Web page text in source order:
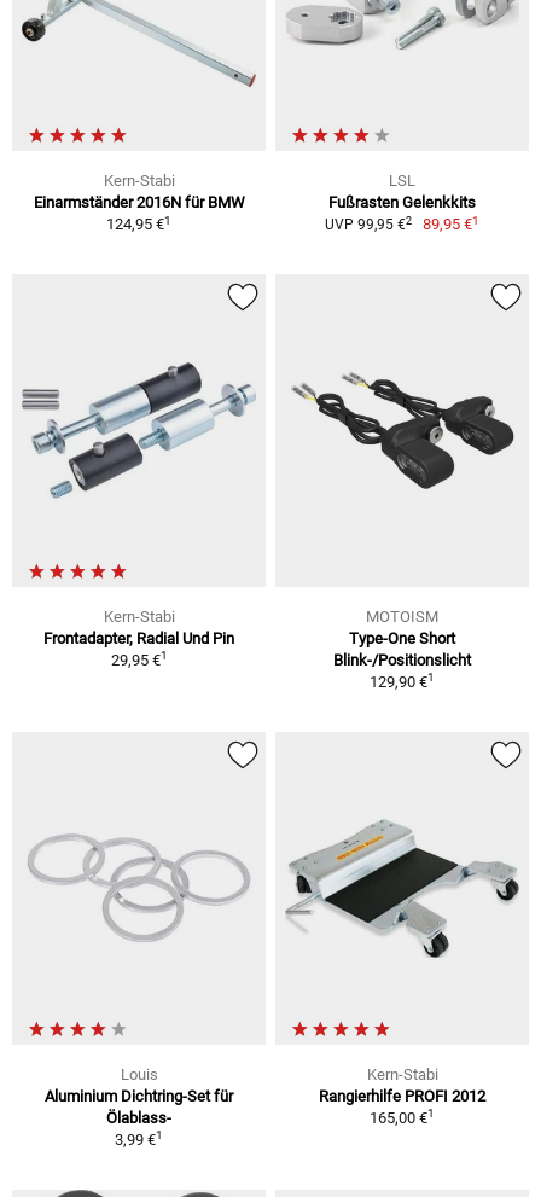
Kern-Stabi
Einarmständer 2016N für BMW
124,95 €1
LSL
Fußrasten Gelenkkits
UVP 99,95 €2 89,95 €1
Kern-Stabi
Frontadapter, Radial Und Pin
29,95 €1
MOTOISM
Type-One Short
Blink-/Positionslicht
129,90 €1
Louis
Aluminium Dichtring-Set für
Ölablass-
3,99 €1
Kern-Stabi
Rangierhilfe PROFI 2012
165,00 €1